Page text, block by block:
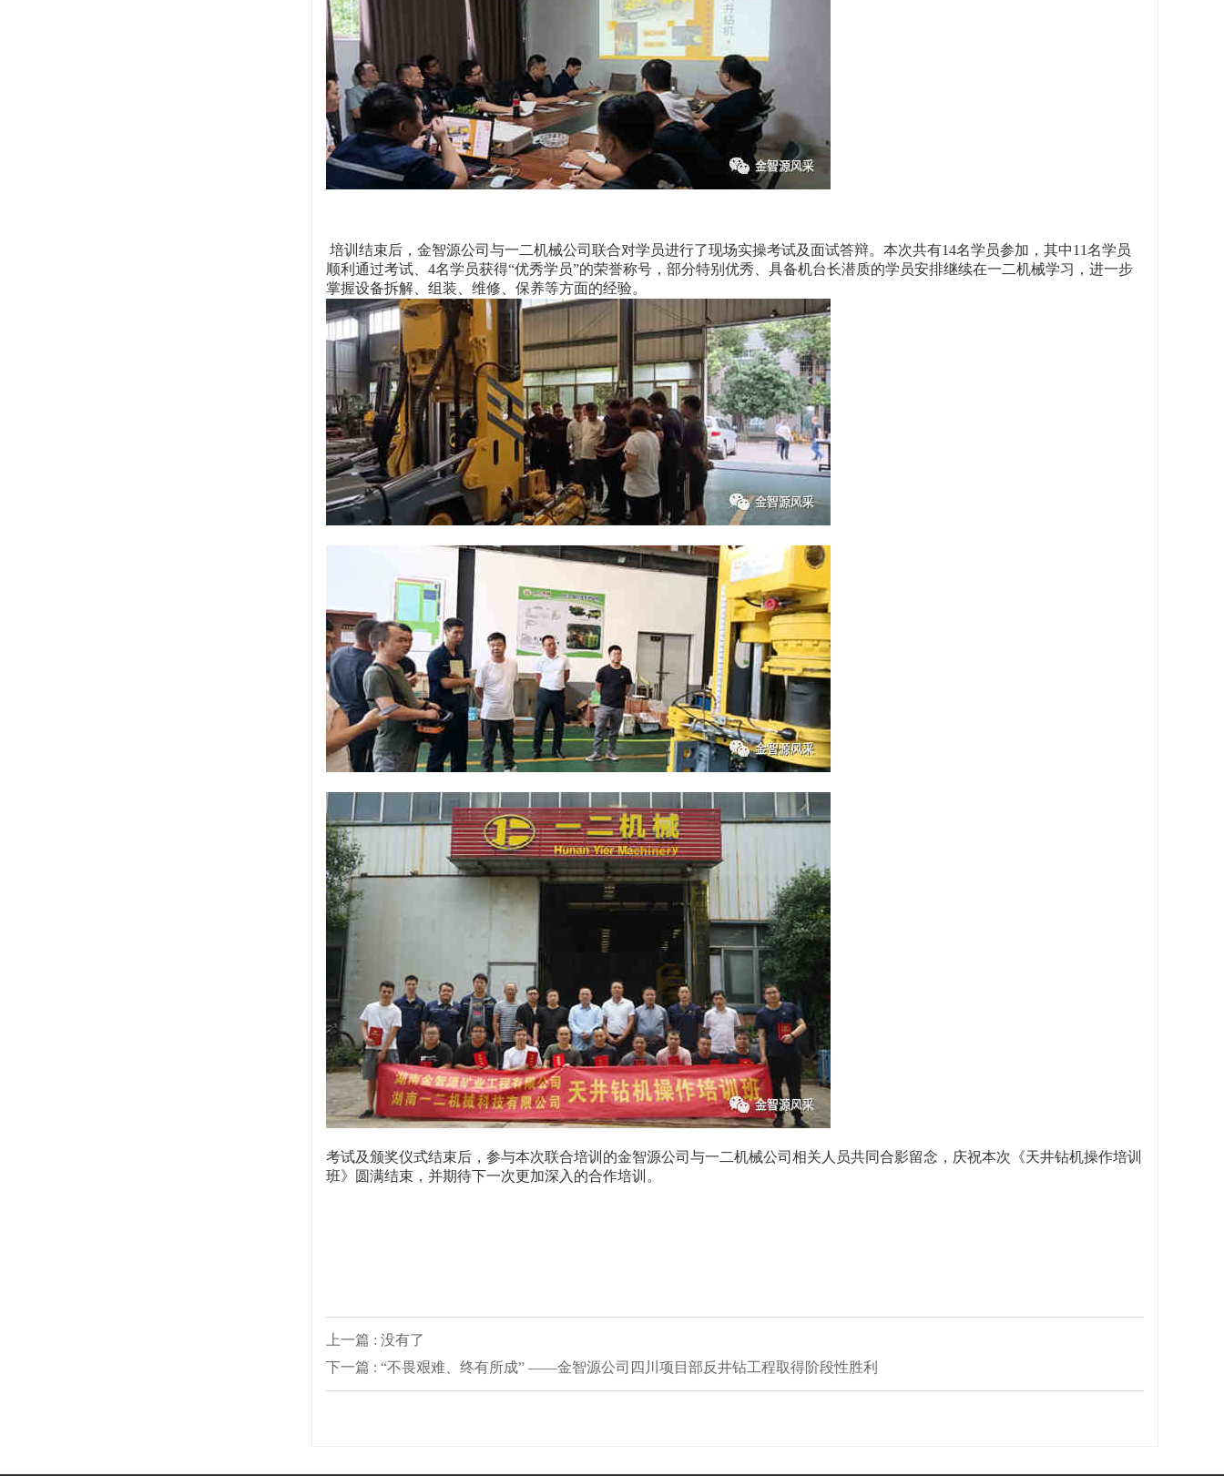
培训结束后，金智源公司与一二机械公司联合对学员进行了现场实操考试及面试答辩。本次共有14名学员参加，其中11名学员
顺利通过考试、4名学员获得“优秀学员”的荣誉称号，部分特别优秀、具备机台长潜质的学员安排继续在一二机械学习，进一步
掌握设备拆解、组装、维修、保养等方面的经验。
考试及颁奖仪式结束后，参与本次联合培训的金智源公司与一二机械公司相关人员共同合影留念，庆祝本次《天井钻机操作培训
班》圆满结束，并期待下一次更加深入的合作培训。
上一篇 : 没有了
下一篇 : “不畏艰难、终有所成” ——金智源公司四川项目部反井钻工程取得阶段性胜利